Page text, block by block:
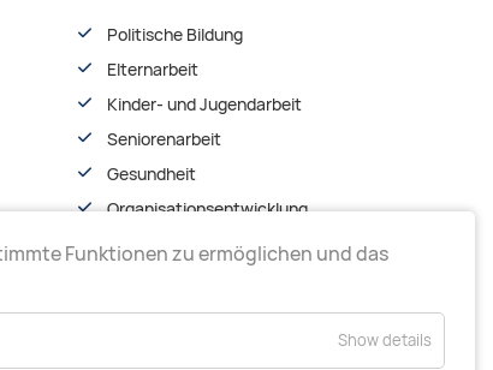
Politische Bildung
Elternarbeit
Kinder- und Jugendarbeit
Seniorenarbeit
Gesundheit
Organisationsentwiсklung
Funktionen zu ermöglichen und das
Show details